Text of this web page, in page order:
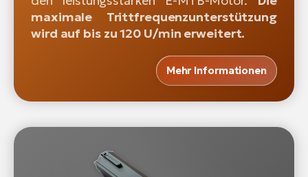
maximale Trittfrequenzunterstützung
wird auf bis zu 120 U/min erweitert.
Mehr Informationen